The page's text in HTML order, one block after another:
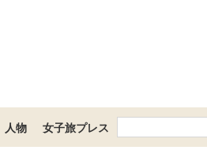
人物 女子旅プレス